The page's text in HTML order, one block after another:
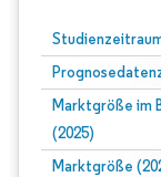
Marktgröße im
(2025)
Marktgröße